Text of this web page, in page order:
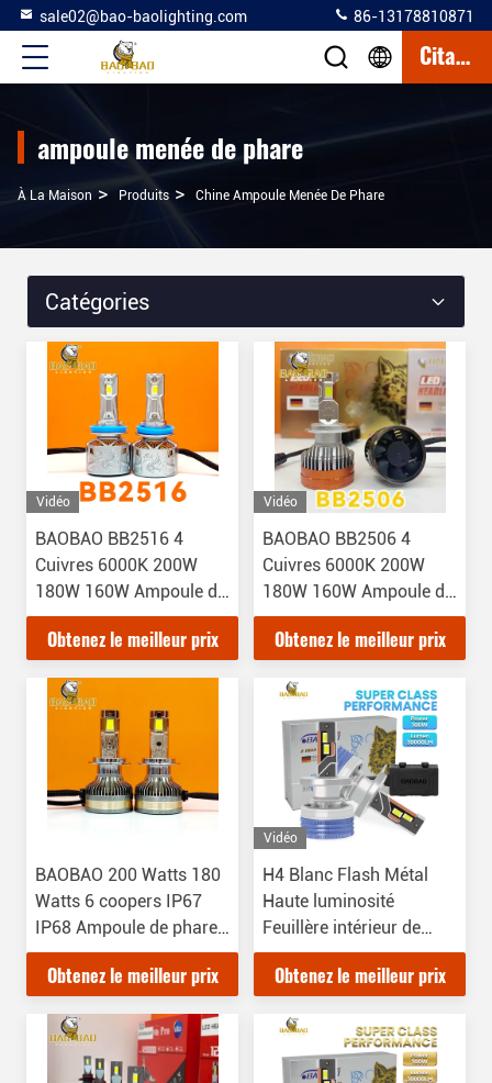
sale02@bao-baolighting.com 86-13178810871
Citation
ampoule menée de phare
À La Maison > Produits > Chine Ampoule Menée De Phare
Catégories
Vidéo
BAOBAO BB2516 4
Cuivres 6000K 200W
180W 160W Ampoule de
phare LED pour voiture
Obtenez le meilleur prix
Vidéo
BAOBAO BB2506 4
Cuivres 6000K 200W
180W 160W Ampoule de
Phare LED Pour Voiture
Obtenez le meilleur prix
BAOBAO 200 Watts 180
Watts 6 coopers IP67
IP68 Ampoule de phare
LED automatique
étanche
Obtenez le meilleur prix
Vidéo
H4 Blanc Flash Métal
Haute luminosité
Feuillère intérieur de
voiture LED Bulbe de
lumière
Obtenez le meilleur prix